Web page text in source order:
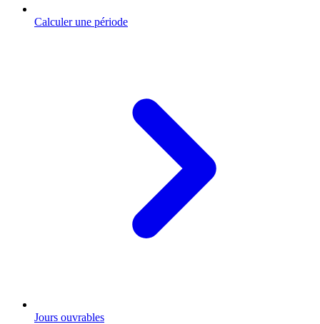
Calculer une période
Jours ouvrables